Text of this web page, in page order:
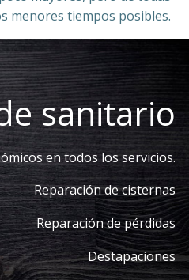
menores tiempos posibles.
sanitario
en todos los servicios.
Reparación de cisternas
Reparación de pérdidas
Destapaciones